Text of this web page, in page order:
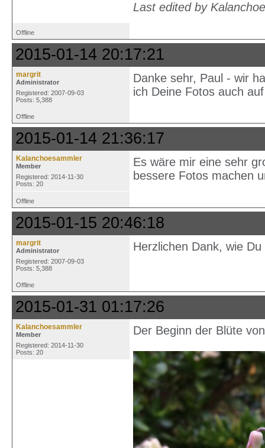
Last edited by
Offline
2015-01-14 20:17:21
margrit
Administrator
Registered: 2007-09-03
Posts: 5,388
Danke sehr, Paul - wir
ich Deine Fotos auch
Offline
2015-01-14 21:36:17
Kalanchoesammler
Member
Registered: 2014-11-30
Posts: 20
Es wäre mir eine sehr
bessere Fotos machen
Offline
2015-01-15 20:46:18
margrit
Administrator
Registered: 2007-09-03
Posts: 5,388
Herzlichen Dank, wie
Offline
2015-01-31 01:17:26
Kalanchoesammler
Member
Registered: 2014-11-30
Posts: 20
Der Beginn der Blüte